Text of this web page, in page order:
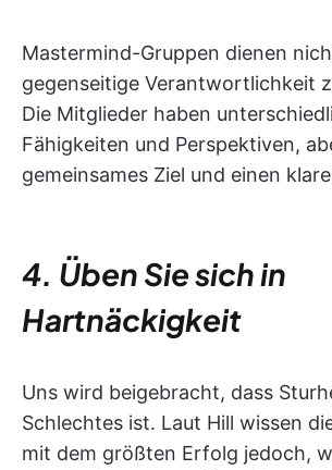
Mastermind-Gruppen dienen
gegenseitige Verantwortlichkeit
Die Mitglieder haben
Fähigkeiten und Perspektiven,
gemeinsames Ziel und einen
4. Üben Sie sich in
Hartnäckigkeit
Uns wird beigebracht, dass
Schlechtes ist. Laut Hill wissen
mit dem größten Erfolg jedoch,